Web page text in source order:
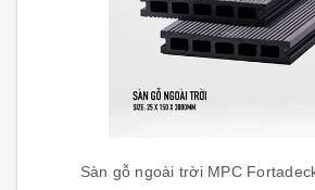
Sàn gỗ ngoài trời MPC